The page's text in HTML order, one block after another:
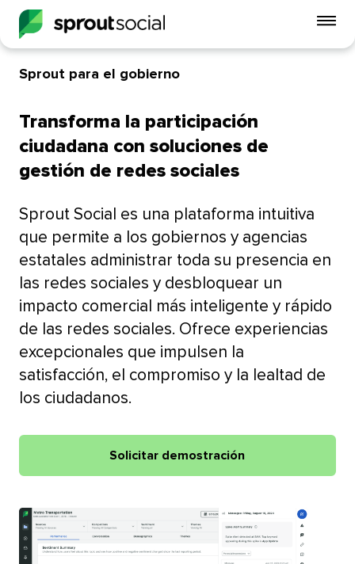
Sprout para el gobierno​​
Transforma la participación
ciudadana con soluciones de
gestión de redes sociales​​
Sprout Social es una plataforma intuitiva
que permite a los gobiernos y agencias
estatales administrar toda su presencia en
las redes sociales y desbloquear un
impacto comercial más inteligente y rápido
de las redes sociales. Ofrece experiencias
excepcionales que impulsen la
satisfacción, el compromiso y la lealtad de
los ciudadanos.​​
Solicitar demostración​​